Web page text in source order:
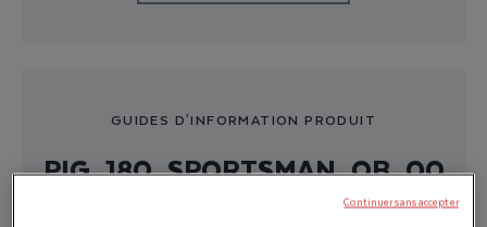
GUIDES D'INFORMATION PRODUIT
PIG_180_SPORTSMAN_OB_00
Continuer sans accepter